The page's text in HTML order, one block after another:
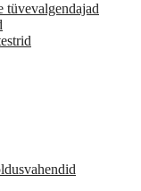
tüvevalgendajad